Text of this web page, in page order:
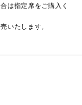
は指定席をご購入く
いたします。